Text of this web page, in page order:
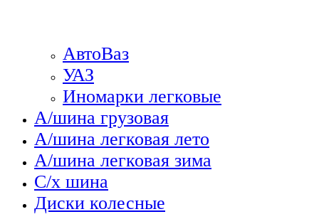
АвтоВаз
УАЗ
Иномарки легковые
А/шина грузовая
А/шина легковая лето
А/шина легковая зима
С/х шина
Диски колесные